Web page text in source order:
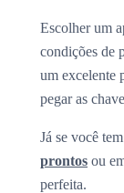
Escolher um
condições de
um excelente
pegar as
Já se você
prontos ou
perfeita.